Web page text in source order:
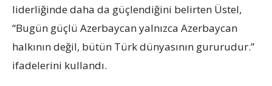
liderliğinde daha da güçlendiğini belirten Üstel,
“Bugün güçlü Azerbaycan yalnızca Azerbaycan
halkının değil, bütün Türk dünyasının gururudur.”
ifadelerini kullandı.